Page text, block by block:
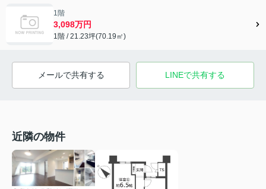
1階
3,098万円
1階 / 21.23坪(70.19㎡)
メールで共有する LINEで共有する
近隣の物件